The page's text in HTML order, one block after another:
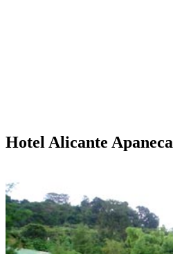
Hotel Alicante Apaneca